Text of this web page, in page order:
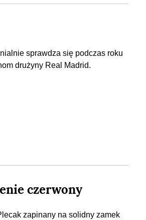
sprawdza się podczas roku
drużyny Real Madrid.
czerwony
zapinany na solidny zamek